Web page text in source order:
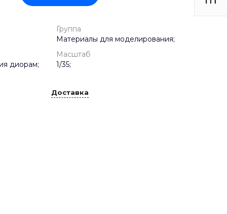
Группа
Материалы для моделирования;
диорам;
Масштаб
1/35;
Доставка